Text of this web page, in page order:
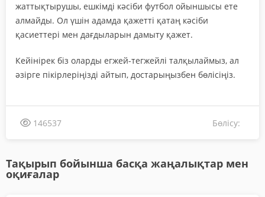
жаттықтырушы, ешкімді кәсіби футбол ойыншысы ете
алмайды. Ол үшін адамда қажетті қатаң кәсіби
қасиеттері мен дағдыларын дамыту қажет.
Кейінірек біз оларды егжей-тегжейлі талқылаймыз, ал
әзірге пікірлеріңізді айтып, достарыңызбен бөлісіңіз.
146537 Бөлісу:
Тақырып бойынша басқа жаңалықтар мен
оқиғалар